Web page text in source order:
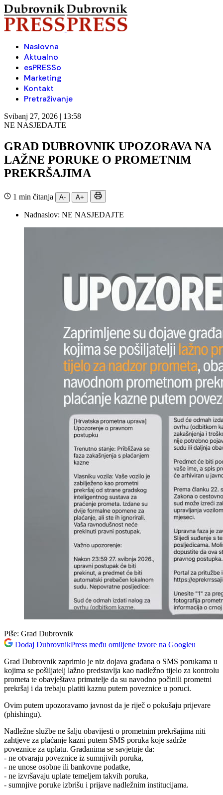
Naslovna
Aktualno
esPRESSo
Marketing
Kontakt
Pretraživanje
Svibanj 27, 2026 | 13:58
NE NASJEDAJTE
GRAD DUBROVNIK UPOZORAVA NA
LAŽNE PORUKE O PROMETNIM
PREKRŠAJIMA
1 min čitanja A- A+
Nadnaslov: NE NASJEDAJTE
Piše: Grad Dubrovnik
Dodaj DubrovnikPress među omiljene izvore na Googleu
Grad Dubrovnik zaprimio je niz dojava građana o SMS porukama u
kojima se pošiljatelj lažno predstavlja kao nadležno tijelo za kontrolu
prometa te obavještava primatelje da su navodno počinili prometni
prekršaj i da trebaju platiti kaznu putem poveznice u poruci.
Ovim putem upozoravamo javnost da je riječ o pokušaju prijevare
(phishingu).
Nadležne službe ne šalju obavijesti o prometnim prekršajima niti
zahtjeve za plaćanje kazni putem SMS poruka koje sadrže
poveznice za uplatu. Građanima se savjetuje da:
- ne otvaraju poveznice iz sumnjivih poruka,
- ne unose osobne ili bankovne podatke,
- ne izvršavaju uplate temeljem takvih poruka,
- sumnjive poruke izbrišu i prijave nadležnim institucijama.